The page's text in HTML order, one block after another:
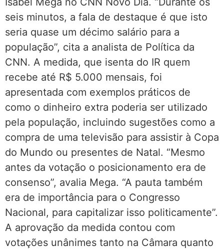
seis minutos, a fala de destaque é que isto
seria quase um décimo salário para a
população”, cita a analista de Política da
CNN. A medida, que isenta do IR quem
recebe até R$ 5.000 mensais, foi
apresentada com exemplos práticos de
como o dinheiro extra poderia ser utilizado
pela população, incluindo sugestões como a
compra de uma televisão para assistir à Copa
do Mundo ou presentes de Natal. “Mesmo
antes da votação o posicionamento era de
consenso”, avalia Mega. “A pauta também
era de importância para o Congresso
Nacional, para capitalizar isso politicamente”.
A aprovação da medida contou com
votações unânimes tanto na Câmara quanto